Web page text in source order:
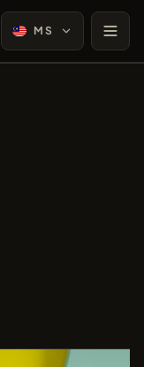
MS